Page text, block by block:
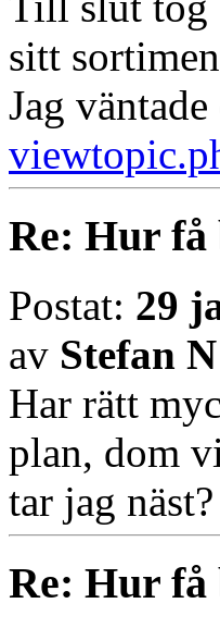
sitt
Jag
Re: Hur få
Postat: 29
av Stefan N
Har rätt
plan, dom
tar jag näst?
Re: Hur få